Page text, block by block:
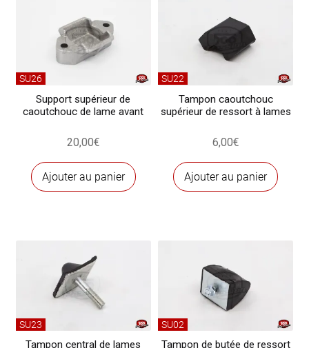
SU26
Support supérieur de
caoutchouc de lame avant
20,00€
Ajouter au panier
SU22
Tampon caoutchouc
supérieur de ressort à lames
6,00€
Ajouter au panier
SU23
Tampon central de lames
SU02
Tampon de butée de ressort